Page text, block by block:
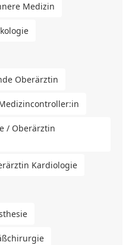
Medizin
Oberärztin
/ Oberärztin
Kardiologie